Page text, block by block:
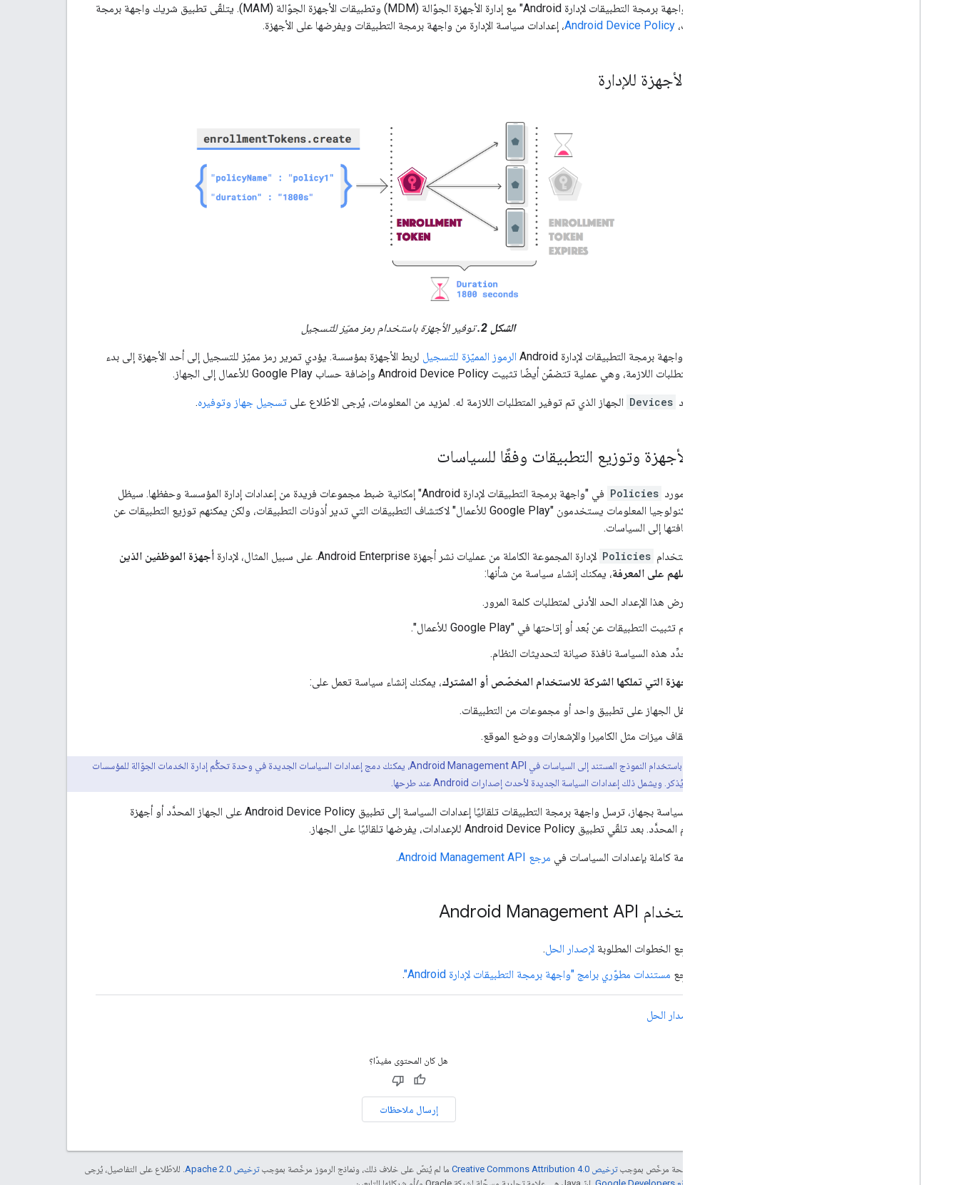
تتوافق "واجهة برمجة التطبيقات لإدارة Android" مع إدارة الأجهزة الجوّالة (MDM) وتطبيقات الأجهزة الجوّالة (MAM). يتلقّى تطبيق شريك واجهة برمجة
التطبيقات، Android Device Policy، إعدادات سياسة الإدارة من واجهة برمجة التطبيقات ويفرضها على الأجهزة.
إعداد الأجهزة للإدارة
الشكل 2. توفير الأجهزة باستخدام رمز مميّز للتسجيل
تستخدم واجهة برمجة التطبيقات لإدارة Android الرموز المميّزة للتسجيل لربط الأجهزة بمؤسسة. يؤدي تمرير رمز مميّز للتسجيل إلى أحد الأجهزة إلى بدء
توفير المتطلبات اللازمة، وهي عملية تتضمّن أيضًا تثبيت Android Device Policy وإضافة حساب Google Play للأعمال إلى الجهاز.
يمثِّل مورد Devices الجهاز الذي تم توفير المتطلبات اللازمة له. لمزيد من المعلومات، يُرجى الاطّلاع على تسجيل جهاز وتوفيره.
إدارة الأجهزة وتوزيع التطبيقات وفقًا للسياسات
يتيح لك مورد Policies
في "واجهة برمجة التطبيقات لإدارة Android" إمكانية ضبط مجموعات فريدة من إعدادات إدارة المؤسسة وحفظها. سيظل
مشرفو تكنولوجيا المعلومات يستخدمون "Google Play للأعمال" لاكتشاف التطبيقات التي تدير أذونات التطبيقات، ولكن يمكنهم توزيع التطبيقات عن
طريق إضافتها إلى السياسات.
يمكنك استخدام Policies لإدارة المجموعة الكاملة من عمليات نشر أجهزة Android Enterprise. على سبيل المثال، لإدارة
أجهزة الموظفين الذين
يستند عملهم على المعرفة، يمكنك إنشاء سياسة من شأنها:
يفرض هذا الإعداد الحد الأدنى لمتطلبات كلمة المرور.
يتم تثبيت التطبيقات عن بُعد أو إتاحتها في "Google Play للأعمال".
تحدِّد هذه السياسة نافذة صيانة لتحديثات النظام.
الأجهزة التي تملكها الشركة للاستخدام المخصّص أو المشترك، يمكنك إنشاء سياسة تعمل على:
لقفل الجهاز على تطبيق واحد أو مجموعات من التطبيقات.
لإيقاف ميزات مثل الكاميرا والإشعارات ووضع الموقع.
باستخدام النموذج المستند إلى السياسات في Android Management API، يمكنك دمج إعدادات السياسات الجديدة في وحدة تحكُّم إدارة الخدمات الجوّالة للمؤسسات
عند ربط سياسة بجهاز، ترسل واجهة برمجة التطبيقات تلقائيًا إعدادات السياسة إلى تطبيق Android Device Policy على الجهاز المحدَّد أو أجهزة
المستخدم المحدَّد. بعد تلقّي تطبيق Android Device Policy للإعدادات، يفرضها تلقائيًا على الجهاز.
تتوفّر قائمة كاملة بإعدادات السياسات في مرجع Android Management API .
بدء استخدام Android Management API
راجِع الخطوات المطلوبة لإصدار الحل .
راجِع مستندات مطوّري برامج "واجهة برمجة التطبيقات لإدارة Android" .
إصدار الحل
هل كان المحتوى مفيدًا؟
إرسال ملاحظات
إنّ محتوى هذه الصفحة مرخّص بموجبترخيص Creative Commons Attribution 4.0‏ ما لم يُنصّ على خلاف ذلك، ونماذج الرموز مرخّصة بموجبترخيص Apache 2.0‏
. للاطّلاع على التفاصيل، يُرجى